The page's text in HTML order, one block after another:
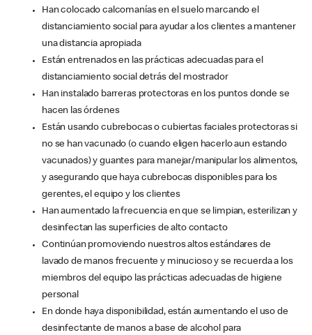
Han colocado calcomanías en el suelo marcando el
distanciamiento social para ayudar a los clientes a mantener
una distancia apropiada
Están entrenados en las prácticas adecuadas para el
distanciamiento social detrás del mostrador
Han instalado barreras protectoras en los puntos donde se
hacen las órdenes
Están usando cubrebocas o cubiertas faciales protectoras si
no se han vacunado (o cuando eligen hacerlo aun estando
vacunados) y guantes para manejar/manipular los alimentos,
y asegurando que haya cubrebocas disponibles para los
gerentes, el equipo y los clientes
Han aumentado la frecuencia en que se limpian, esterilizan y
desinfectan las superficies de alto contacto
Continúan promoviendo nuestros altos estándares de
lavado de manos frecuente y minucioso y se recuerda a los
miembros del equipo las prácticas adecuadas de higiene
personal
En donde haya disponibilidad, están aumentando el uso de
desinfectante de manos a base de alcohol para